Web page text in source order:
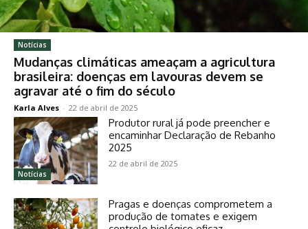
Notícias
Mudanças climáticas ameaçam a agricultura
brasileira: doenças em lavouras devem se
agravar até o fim do século
Karla Alves - 22 de abril de 2025
Notícias
Produtor rural já pode preencher e
encaminhar Declaração de Rebanho
2025
22 de abril de 2025
Pragas e doenças comprometem a
produção de tomates e exigem